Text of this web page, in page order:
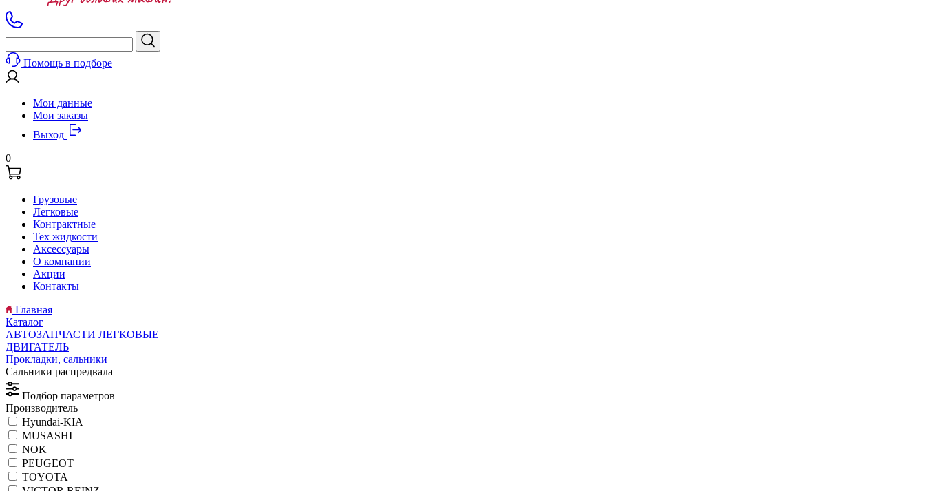
Помощь в подборе
Мои данные
Мои заказы
Выход
0
Грузовые
Легковые
Контрактные
Тех жидкости
Аксессуары
О компании
Акции
Контакты
Главная
Каталог
АВТОЗАПЧАСТИ ЛЕГКОВЫЕ
ДВИГАТЕЛЬ
Прокладки, сальники
Сальники распредвала
Подбор параметров
Производитель
Hyundai-KIA
MUSASHI
NOK
PEUGEOT
TOYOTA